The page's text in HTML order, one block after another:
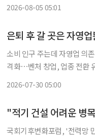
2026-08-05 05:01
소비 인구 주는데 자영업 의
격화⋯벤처 창업, 업종 전환 유도 시급 소상공인·자영업자들의 생존
2026-07-30 05:00
"적기 건설 어려운 병
국회기후변화포럼, '전력망